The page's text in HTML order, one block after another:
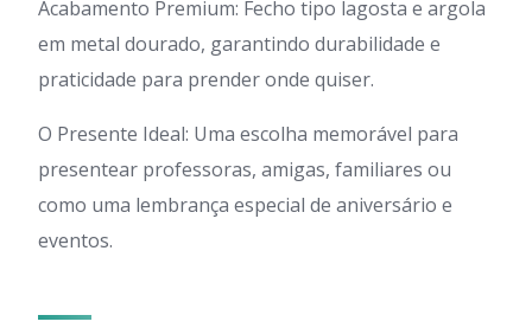
Acabamento Premium: Fecho tipo lagosta e argola
em metal dourado, garantindo durabilidade e
praticidade para prender onde quiser.
O Presente Ideal: Uma escolha memorável para
presentear professoras, amigas, familiares ou
como uma lembrança especial de aniversário e
eventos.